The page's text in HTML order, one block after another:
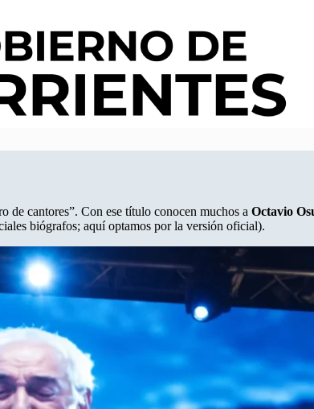
de cantores”. Con ese título conocen muchos a Octavio
biógrafos; aquí optamos por la versión oficial).